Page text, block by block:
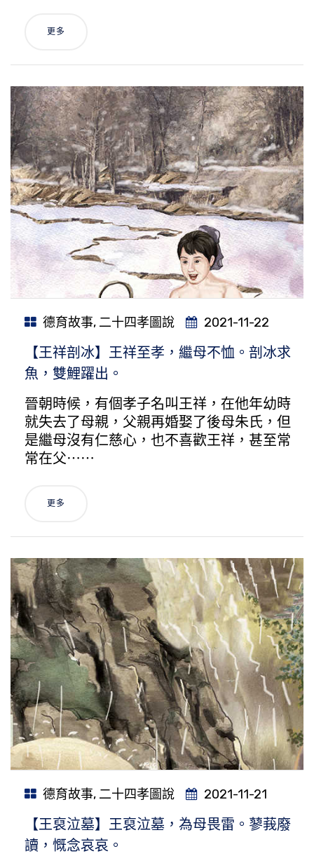
更多
德育故事, 二十四孝圖說 2021-11-22
【王祥剖冰】王祥至孝，繼母不恤。剖冰求
魚，雙鯉躍出。
晉朝時候，有個孝子名叫王祥，在他年幼時
就失去了母親，父親再婚娶了後母朱氏，但
是繼母沒有仁慈心，也不喜歡王祥，甚至常
常在父⋯⋯
更多
德育故事, 二十四孝圖說 2021-11-21
【王裒泣墓】王裒泣墓，為母畏雷。蓼莪廢
讀，慨念哀哀。